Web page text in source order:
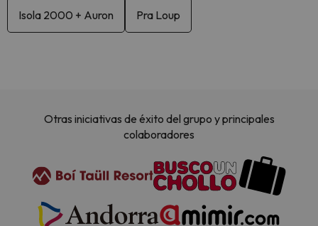
Isola 2000 + Auron Pra Loup
Otras iniciativas de éxito del grupo y principales
colaboradores